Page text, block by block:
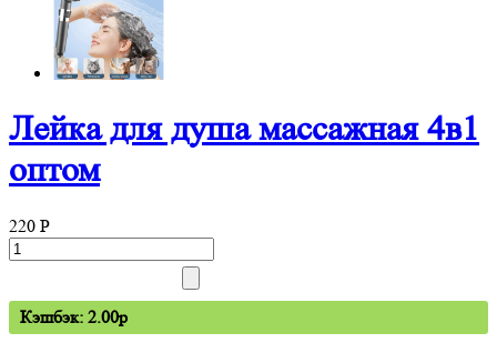
Лейка для душа массажная 4в1
оптом
220 P
Кэшбэк: 2.00p